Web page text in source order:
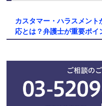
カスタマー・ハラスメン
応とは？弁護士が重要ポイ